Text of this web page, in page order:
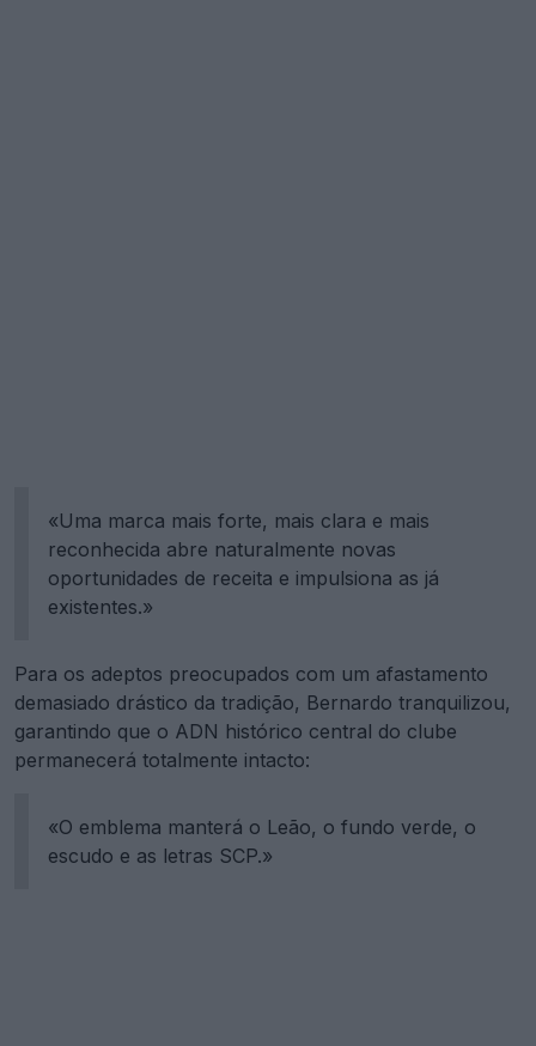
«Uma marca mais forte, mais clara e mais
reconhecida abre naturalmente novas
oportunidades de receita e impulsiona as já
existentes.»
Para os adeptos preocupados com um afastamento
demasiado drástico da tradição, Bernardo tranquilizou,
garantindo que o ADN histórico central do clube
permanecerá totalmente intacto:
«O emblema manterá o Leão, o fundo verde, o
escudo e as letras SCP.»